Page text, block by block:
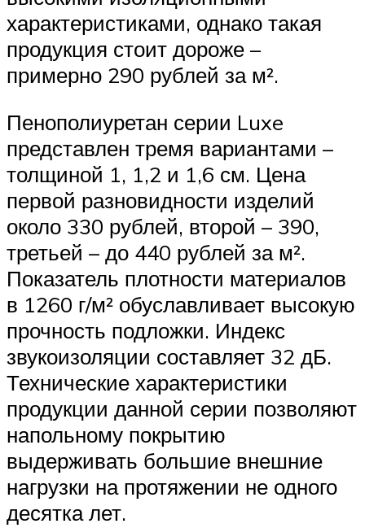
характеристиками, однако такая
продукция стоит дороже –
примерно 290 рублей за м².
Пенополиуретан серии Luxe
представлен тремя вариантами –
толщиной 1, 1,2 и 1,6 см. Цена
первой разновидности изделий
около 330 рублей, второй – 390,
третьей – до 440 рублей за м².
Показатель плотности материалов
в 1260 г/м² обуславливает высокую
прочность подложки. Индекс
звукоизоляции составляет 32 дБ.
Технические характеристики
продукции данной серии позволяют
напольному покрытию
выдерживать большие внешние
нагрузки на протяжении не одного
десятка лет.